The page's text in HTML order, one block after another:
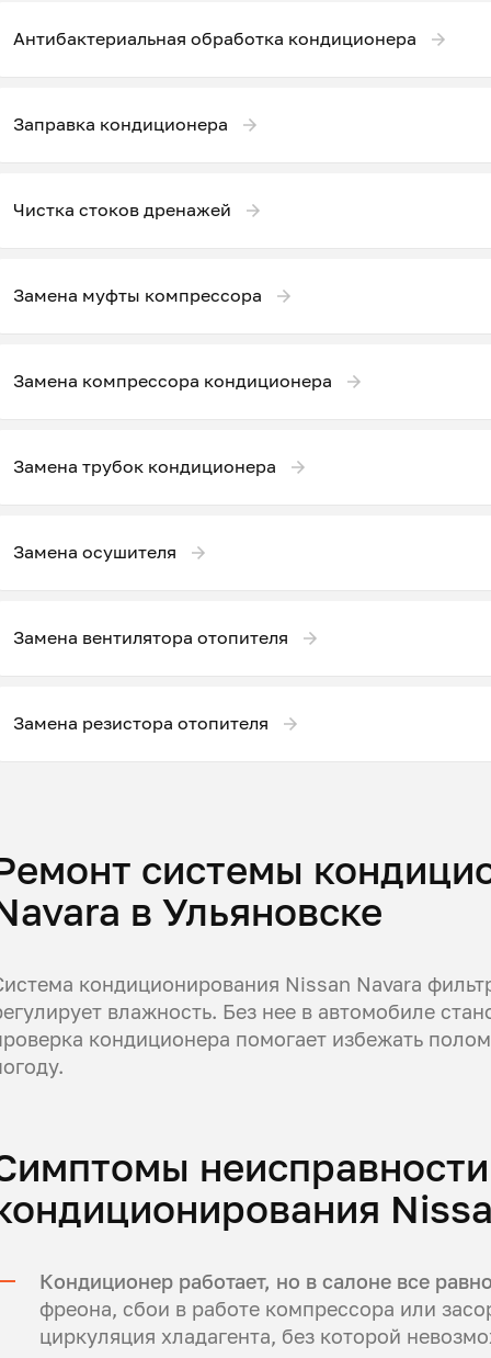
Антибактериальная обработка кондиционера
Заправка кондиционера
Чистка стоков дренажей
Замена муфты компрессора
Замена компрессора кондиционера
Замена трубок кондиционера
Замена осушителя
Замена вентилятора отопителя
Замена резистора отопителя
системы
в Ульяновске
кондиционирования Nissan Navara
влажность. Без нее в автомобиле
кондиционера помогает избежать
Кондиционер работает, но в салоне все
фреона, сбои в работе компрессора или
циркуляция хладагента, без которой